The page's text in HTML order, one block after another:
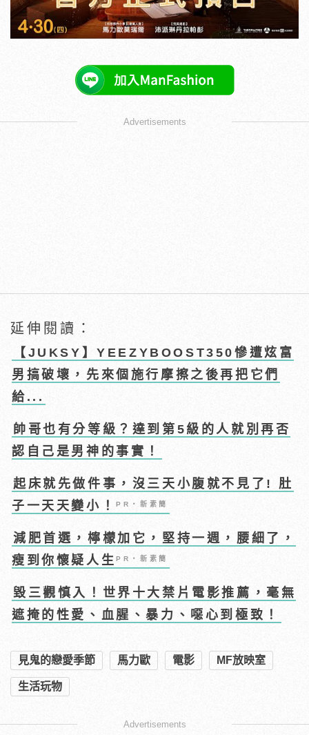
Advertisements
延伸閱讀：
【JUKSY】YEEZYBOOST350慘遭炫富
男搞破壞，先來個施行摩擦之後再把它們
給...
帥哥也有分等級？達到第5級的人就別再否
認自己是男神的事實！
起床就先做件事，沒三天小腹就不見了! 肚
子一天天變小！PR・新素簡
減肥首選，檸檬加它，堅持一週，腰細了，
瘦到你懷疑人生PR・新素簡
毀三觀慎入！世界十大禁片電影推薦，毫無
遮掩的性愛、血腥、暴力、噁心到極致！
見鬼的戀愛季節 馬力歐 電影 MF放映室
生活玩物
Advertisements